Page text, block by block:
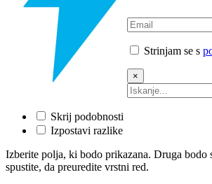
Strinjam se s
×
Skrij podobnosti
Izpostavi razlike
Izberite polja, ki bodo prikazana. Druga bodo
spustite, da preuredite vrstni red.